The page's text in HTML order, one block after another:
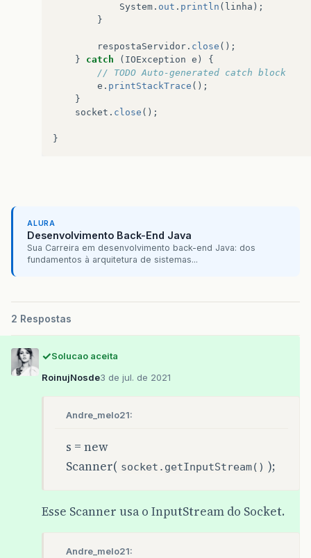
System . out . println ( linha );
}
respostaServidor . close ();
}
catch ( IOException e )
{
// TODO Auto-generated catch block
e . printStackTrace ();
}
socket . close ();
}
ALURA
Desenvolvimento Back-End Java
Sua Carreira em desenvolvimento back-end Java: dos
fundamentos à arquitetura de sistemas...
2 Respostas
Solucao aceita
RoinujNosde3 de jul. de 2021
Andre_melo21:
s = new
Scanner( socket.getInputStream() );
Esse Scanner usa o InputStream do Socket.
Andre_melo21: